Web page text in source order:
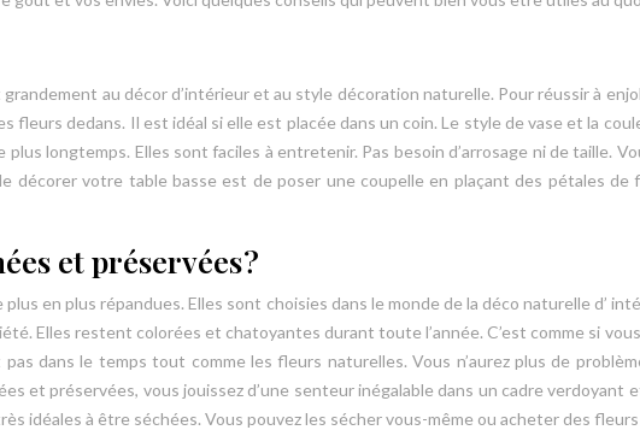
au décor d’intérieur et au style décoration naturelle. Pour réussir à
fleurs dedans. Il est idéal si elle est placée dans un coin. Le style de vase et la
longtemps. Elles sont faciles à entretenir. Pas besoin d’arrosage ni de taille.
votre table basse est de poser une coupelle en plaçant des pétales de
et préservées ?
en plus répandues. Elles sont choisies dans le monde de la déco naturelle d’
Elles restent colorées et chatoyantes durant toute l’année. C’est comme si
dans le temps tout comme les fleurs naturelles. Vous n’aurez plus de
et préservées, vous jouissez d’une senteur inégalable dans un cadre verdoyant
idéales à être séchées. Vous pouvez les sécher vous-même ou acheter des